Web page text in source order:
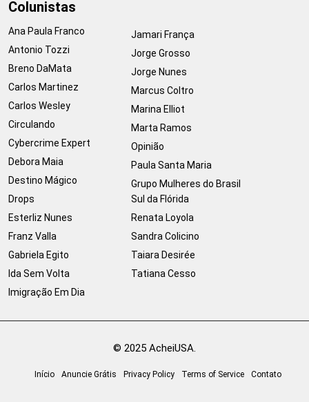
Colunistas
Ana Paula Franco
Antonio Tozzi
Breno DaMata
Carlos Martinez
Carlos Wesley
Circulando
Cybercrime Expert
Debora Maia
Destino Mágico
Drops
Esterliz Nunes
Franz Valla
Gabriela Egito
Ida Sem Volta
Imigração Em Dia
Jamari França
Jorge Grosso
Jorge Nunes
Marcus Coltro
Marina Elliot
Marta Ramos
Opinião
Paula Santa Maria
Grupo Mulheres do Brasil
Sul da Flórida
Renata Loyola
Sandra Colicino
Taiara Desirée
Tatiana Cesso
© 2025 AcheiUSA.
Início Anuncie Grátis Privacy Policy Terms of Service Contato